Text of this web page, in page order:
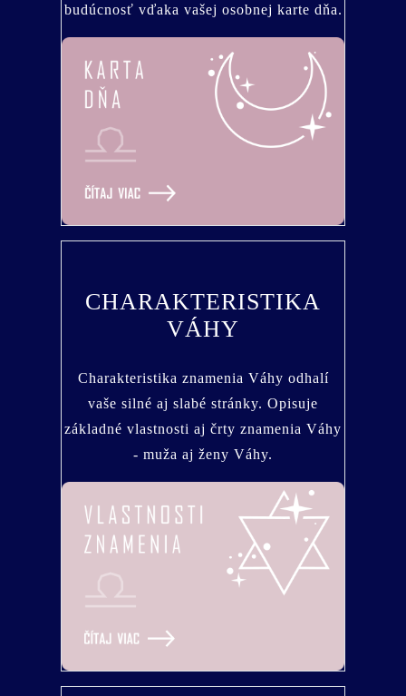
budúcnosť vďaka vašej osobnej karte dňa.
CHARAKTERISTIKA
VÁHY
Charakteristika znamenia Váhy odhalí
vaše silné aj slabé stránky. Opisuje
základné vlastnosti aj črty znamenia Váhy
- muža aj ženy Váhy.